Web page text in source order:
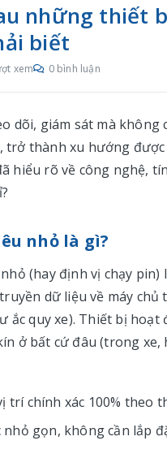
những thiết
biết
xem 0 bình luận
dõi, giám sát mà không
trở thành xu hướng
hiểu rõ về công nghệ,
nhỏ là gì?
(hay định vị chạy
dữ liệu về máy chủ
quy xe). Thiết bị
ở bất cứ đâu (trong
trí chính xác 100% theo
nhỏ gọn, không cần lắp